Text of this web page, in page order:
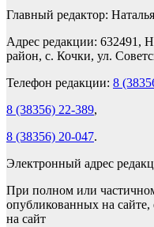
Главный редактор:
Адрес редакции: 632491,
район, с. Кочки, ул.
Телефон редакции: 8
8 (38356) 22-389,
8 (38356) 20-047.
Электронный адрес
При полном или
опубликованных на сайте,
на сайт